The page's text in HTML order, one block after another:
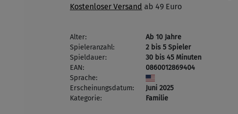
Kostenloser Versand ab 49 Euro
Alter:
Ab 10 Jahre
Spieleranzahl:
2 bis 5 Spieler
Spieldauer:
30 bis 45 Minuten
EAN:
0860012869404
Sprache:
Erscheinungsdatum:
Juni 2025
Kategorie:
Familie